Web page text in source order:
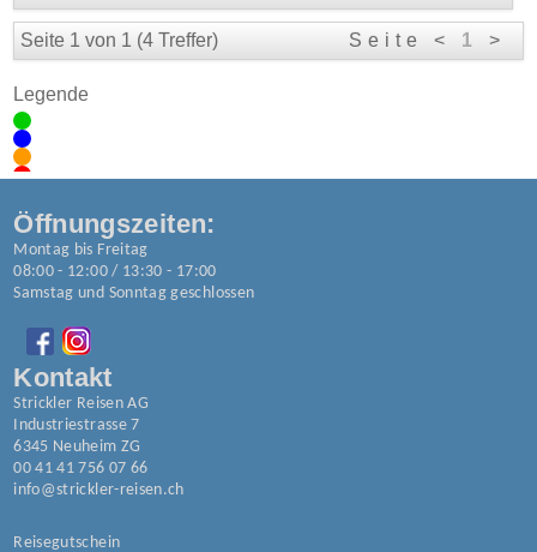
Öffnungszeiten:
Montag bis Freitag
08:00 - 12:00 / 13:30 - 17:00
Samstag und Sonntag geschlossen
Kontakt
Strickler Reisen AG
Industriestrasse 7
6345 Neuheim ZG
00 41 41 756 07 66
info@strickler-reisen.ch
Reisegutschein